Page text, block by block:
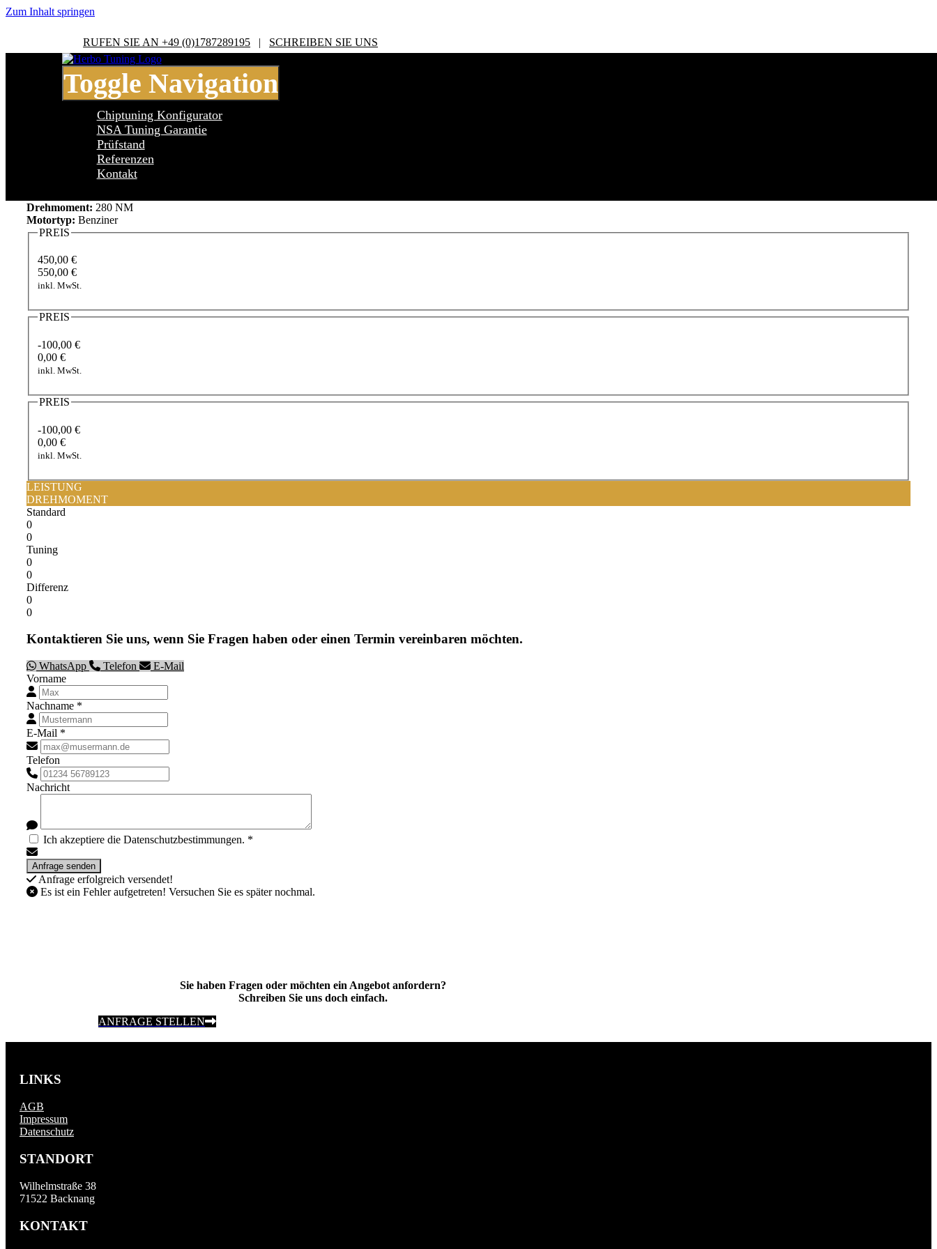
Zum Inhalt springen
RUFEN SIE AN +49 (0)1787289195 | SCHREIBEN SIE UNS
Toggle Navigation
Chiptuning Konfigurator
NSA Tuning Garantie
Prüfstand
Referenzen
Kontakt
Audi A4 B5 2.8 V6
Drehmoment: 280 NM
Motortyp: Benziner
PREIS
450,00 €
550,00 €
inkl. MwSt.
PREIS
-100,00 €
0,00 €
inkl. MwSt.
PREIS
-100,00 €
0,00 €
inkl. MwSt.
LEISTUNG
DREHMOMENT
Standard
0
0
Tuning
0
0
Differenz
0
0
Kontaktieren Sie uns, wenn Sie Fragen haben oder einen Termin vereinbaren möchten.
WhatsApp Telefon
E-Mail
Vorname
Nachname *
E-Mail *
Telefon
Nachricht
Ich akzeptiere die Datenschutzbestimmungen. *
Anfrage erfolgreich versendet!
Es ist ein Fehler aufgetreten! Versuchen Sie es später nochmal.
Sie haben Fragen oder möchten ein Angebot anfordern?
Schreiben Sie uns doch einfach.
ANFRAGE STELLEN
LINKS
AGB
Impressum
Datenschutz
STANDORT
Wilhelmstraße 38
71522 Backnang
KONTAKT